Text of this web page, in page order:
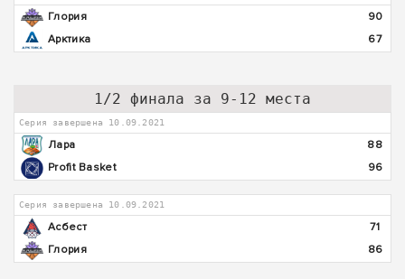
Глория
90
Арктика
67
1/2 финала за 9-12 места
Серия завершена 10.09.2021
Лара
88
Profit Basket
96
Серия завершена 10.09.2021
Асбест
71
Глория
86